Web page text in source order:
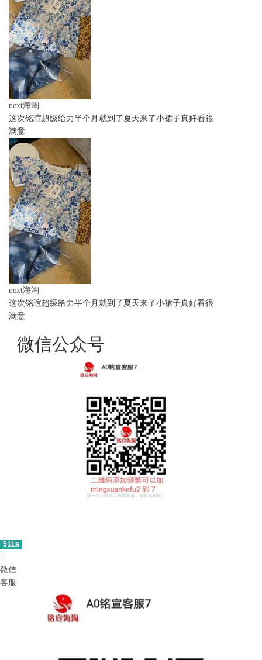
next海淘
这次铭瑄超级给力半个月就到了夏天来了小裙子真好看很
满意
next海淘
这次铭瑄超级给力半个月就到了夏天来了小裙子真好看很
满意
微信公众号
51La

微信
客服